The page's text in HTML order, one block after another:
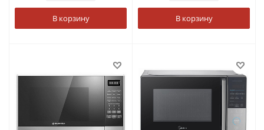
В корзину В корзину